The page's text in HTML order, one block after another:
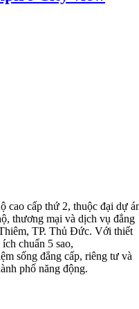
cao cấp thứ 2, thuộc đại dự
thương mại và dịch vụ đẳng
TP. Thủ Đức. Với thiết
chuẩn 5 sao,
sống đẳng cấp, riêng tư và
phố năng động.